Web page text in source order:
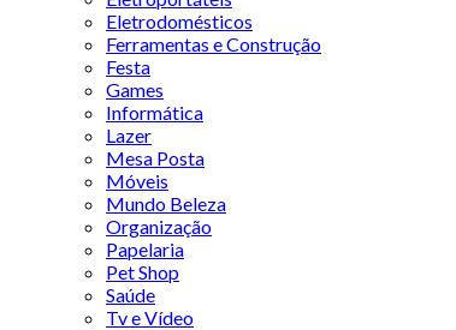
Eletrodomésticos
Ferramentas e Construção
Festa
Games
Informática
Lazer
Mesa Posta
Móveis
Mundo Beleza
Organização
Papelaria
Pet Shop
Saúde
Tv e Vídeo